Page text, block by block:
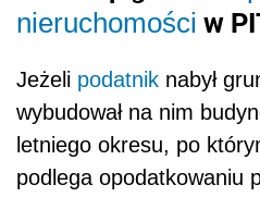
nieruchomości w
Jeżeli podatnik nabył
wybudował na nim
letniego okresu, po
podlega opodatkowaniu